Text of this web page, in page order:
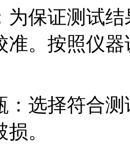
为保证测试
准。按照仪
：选择符合
。